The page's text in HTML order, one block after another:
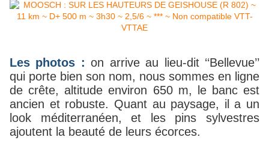
Les photos :on arriveau lieu-dit ‘‘Bellevue’’
qui porte bien son nom, nous sommes en ligne
de crête, altitude environ 650 m, le banc est
ancien et robuste. Quant au paysage, il a un
look méditerranéen, et les pins sylvestres
ajoutent la beauté de leurs écorces.